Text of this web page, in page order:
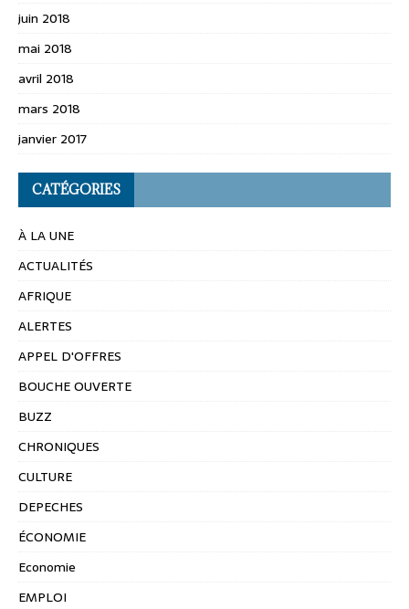
juin 2018
mai 2018
avril 2018
mars 2018
janvier 2017
CATÉGORIES
À LA UNE
ACTUALITÉS
AFRIQUE
ALERTES
APPEL D'OFFRES
BOUCHE OUVERTE
BUZZ
CHRONIQUES
CULTURE
DEPECHES
ÉCONOMIE
Economie
EMPLOI